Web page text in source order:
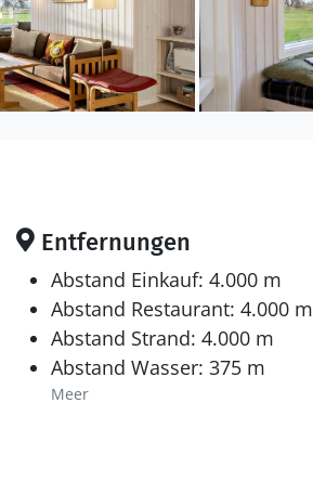
Entfernungen
Abstand Einkauf: 4.000 m
Abstand Restaurant: 4.000 m
Abstand Strand: 4.000 m
Abstand Wasser: 375 m
Meer